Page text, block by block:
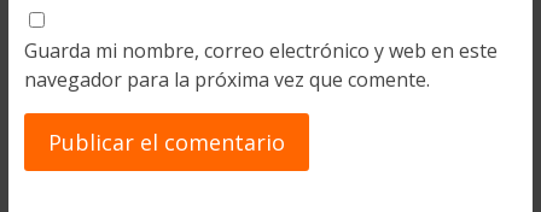
Guarda mi nombre, correo electrónico y web en este
navegador para la próxima vez que comente.